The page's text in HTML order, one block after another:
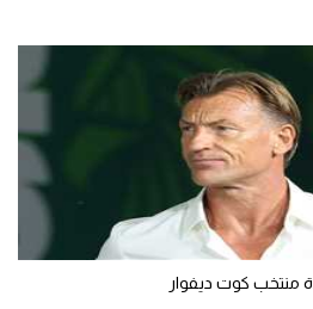
منتخب كوت ديفوار